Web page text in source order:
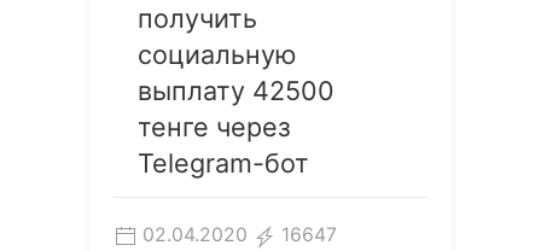
получить
социальную
выплату 42500
тенге через
Telegram-бот
02.04.2020 16647